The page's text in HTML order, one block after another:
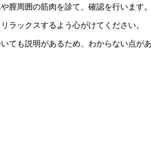
膣周囲の筋肉を診て、確認を行います。
ラックスするよう心がけてください。
ても説明があるため、わからない点が